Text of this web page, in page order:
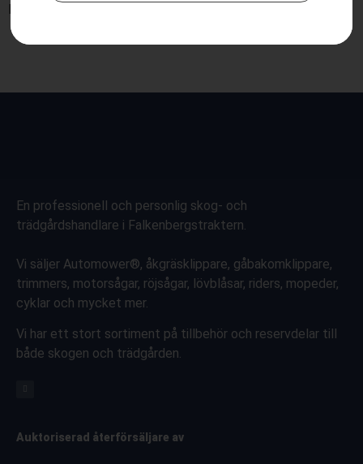
Lägg till i varukorg
En professionell och personlig skog- och
trädgårdshandlare i Falkenbergstraktern.
Vi säljer Automower®, åkgräsklippare, gåbakomklippare,
trimmers, motorsågar, röjsågar, lövblåsar, riders, mopeder,
cyklar och mycket mer.
Vi har ett stort sortiment på tillbehör och reservdelar till
både skogen och trädgården.
Auktoriserad återförsäljare av